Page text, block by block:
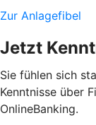
Zur Anlagefibel
Jetzt
Sie fühlen sich
Kenntnisse über
OnlineBanking.